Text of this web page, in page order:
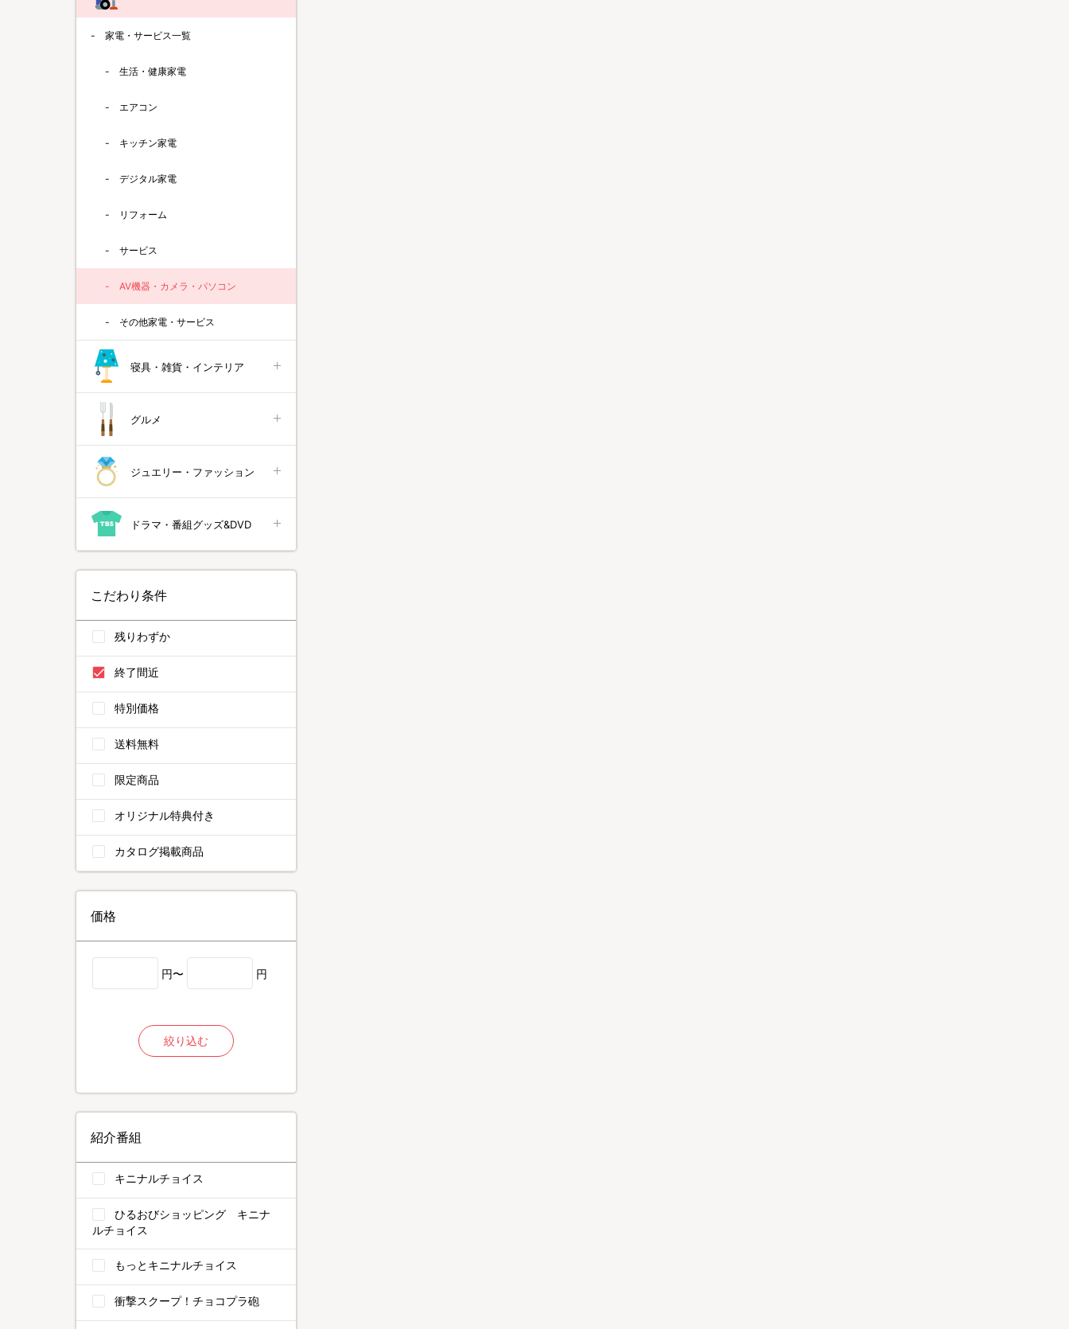
家電・サービス一覧
生活・健康家電
エアコン
キッチン家電
デジタル家電
リフォーム
サービス
AV機器・カメラ・パソコン
その他家電・サービス
寝具・雑貨・インテリア
グルメ
ジュエリー・ファッション
ドラマ・番組グッズ&DVD
こだわり条件
残りわずか
終了間近
特別価格
送料無料
限定商品
オリジナル特典付き
カタログ掲載商品
価格
円〜 円
絞り込む
紹介番組
キニナルチョイス
ひるおびショッピング キニナ
ルチョイス
もっとキニナルチョイス
衝撃スクープ！チョコプラ砲